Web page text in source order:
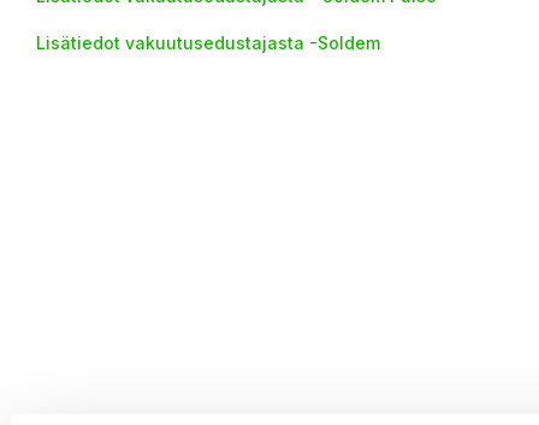
Lisätiedot vakuutusedustajasta -Soldem